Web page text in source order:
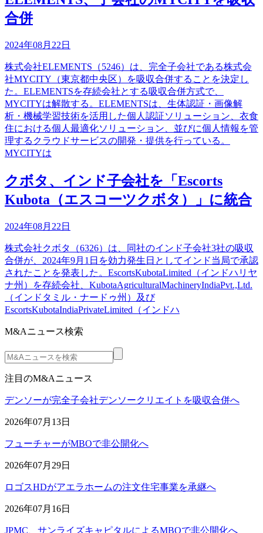
合併
2024年08月22日
株式会社ELEMENTS（5246）は、完全子会社である株式会
社MYCITY（東京都中央区）を吸収合併することを決定し
た。ELEMENTSを存続会社とする吸収合併方式で、
MYCITYは解散する。ELEMENTSは、生体認証・画像解
析・機械学習技術を活用した個人認証ソリューション、衣食
住における個人最適化ソリューション、並びに個人情報を管
理するクラウドサービスの開発・提供を行っている。
MYCITYは
クボタ、インド子会社を「Escorts
Kubota（エスコーツクボタ）」に統合
2024年08月22日
株式会社クボタ（6326）は、同社のインド子会社3社の吸収
合併が、2024年9月1日を効力発生日としてインド当局で承認
されたことを発表した。EscortsKubotaLimited（インドハリヤ
ナ州）を存続会社、KubotaAgriculturalMachineryIndiaPvt.,Ltd.
（インドタミル・ナードゥ州）及び
EscortsKubotaIndiaPrivateLimited（インドハ
M&Aニュース検索
注目のM&Aニュース
デンソーが完全子会社デンソークリエイトを吸収合併へ
2026年07月13日
フューチャーがMBOで非公開化へ
2026年07月29日
ロゴスHDがアエラホームの注文住宅事業を承継へ
2026年07月16日
JPMC、サンライズキャピタルによるMBOで非公開化へ